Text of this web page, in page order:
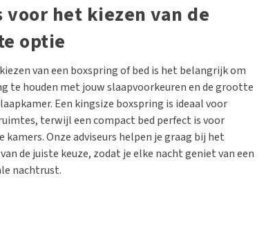
voor het kiezen van de
optie
van een boxspring of bed is het belangrijk om
te houden met jouw slaapvoorkeuren en de grootte
Een kingsize boxspring is ideaal voor
terwijl een compact bed perfect is voor
kamers. Onze adviseurs helpen je graag bij het
de juiste keuze, zodat je elke nacht geniet van een
nachtrust.